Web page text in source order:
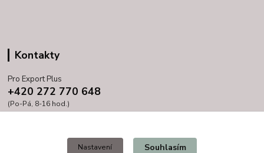
Kontakty
Pro Export Plus
+420 272 770 648
(Po-Pá, 8-16 hod.)
Nastavení Souhlasím